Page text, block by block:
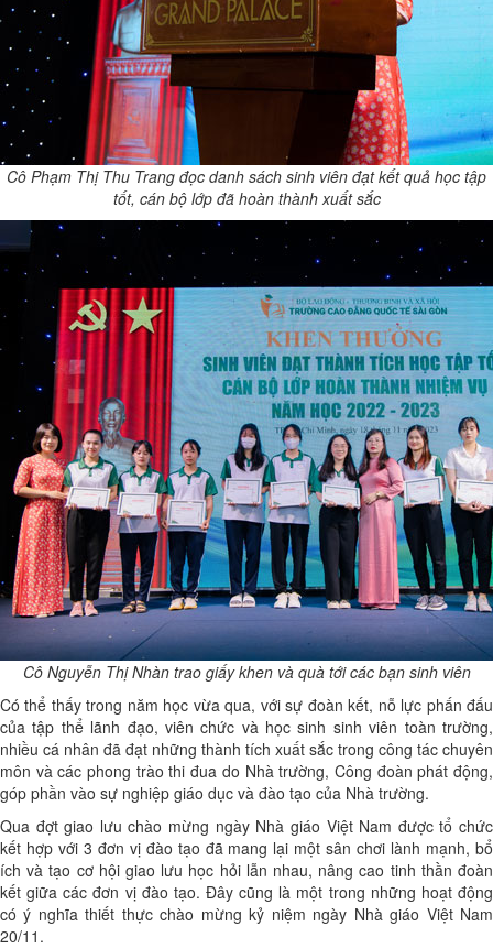
Cô Phạm Thị Thu Trang đọc danh sách sinh viên đạt kết quả học tập
tốt, cán bộ lớp đã hoàn thành xuất sắc
Cô Nguyễn Thị Nhàn trao giấy khen và quà tới các bạn sinh viên
Có thể thấy trong năm học vừa qua, với sự đoàn kết, nỗ lực phấn đấu
của tập thể lãnh đạo, viên chức và học sinh sinh viên toàn trường,
nhiều cá nhân đã đạt những thành tích xuất sắc trong công tác chuyên
môn và các phong trào thi đua do Nhà trường, Công đoàn phát động,
góp phần vào sự nghiệp giáo dục và đào tạo của Nhà trường.
Qua đợt giao lưu chào mừng ngày Nhà giáo Việt Nam được tổ chức
kết hợp với 3 đơn vị đào tạo đã mang lại một sân chơi lành mạnh, bổ
ích và tạo cơ hội giao lưu học hỏi lẫn nhau, nâng cao tinh thần đoàn
kết giữa các đơn vị đào tạo. Đây cũng là một trong những hoạt động
có ý nghĩa thiết thực chào mừng kỷ niệm ngày Nhà giáo Việt Nam
20/11.